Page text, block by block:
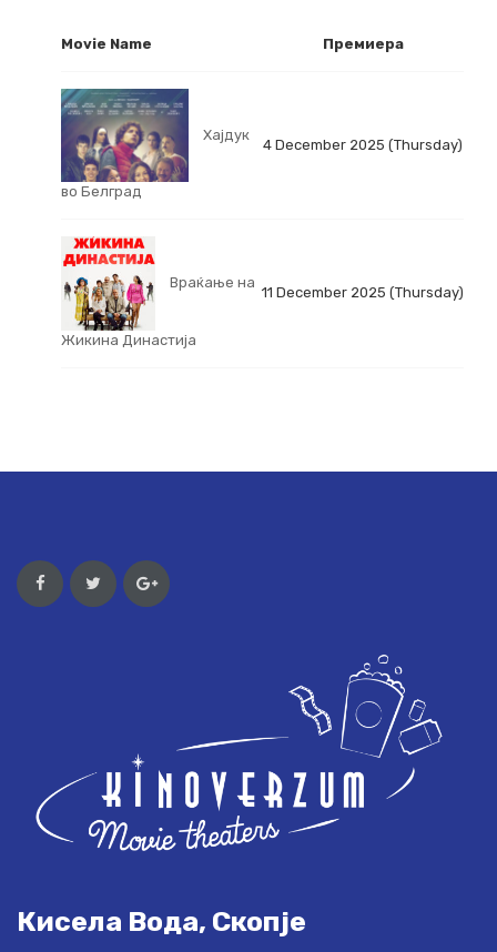
Movie Name Премиера
Хајдук
во Белград
4 December 2025 (Thursday)
Враќање на
Жикина Династија
11 December 2025 (Thursday)
Кисела Вода, Скопје